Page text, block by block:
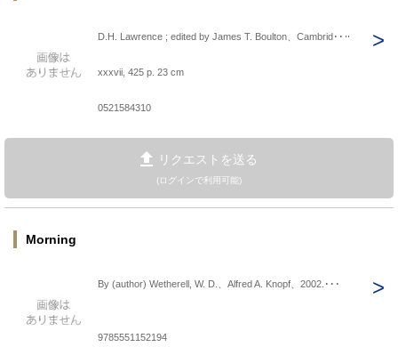
D.H. Lawrence ; edited by James T. Boulton、Cambrid･･･
xxxvii, 425 p. 23 cm
0521584310
リクエストを送る
(ログインで利用可能)
Morning
By (author) Wetherell, W. D.、Alfred A. Knopf、2002.･･･
9785551152194